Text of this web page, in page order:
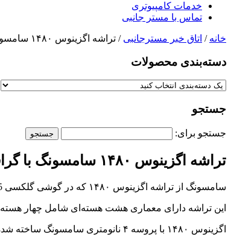
خدمات کامپیوتری
تماس با مستر جانبی
خانه / اتاق خبر مسترجانبی / تراشه اگزینوس ۱۴۸۰ سامسونگ با گرافیک بهتر معرفی شد
دسته‌بندی‌ محصولات
جستجو
جستجو برای:
تراشه اگزینوس ۱۴۸۰ سامسونگ با گرافیک بهتر معرفی شد
سامسونگ از تراشه اگزینوس ۱۴۸۰ که در گوشی گلکسی A55 استفاده شده رونمایی کرد. در ادامه با ما همراه باشید تا با مشخصات آن آشنا شویم.
این تراشه دارای معماری هشت هسته‌ای شامل چهار هسته Arm Cortex-A78 با فرکانس ۲.۷۵ گیگاهرتز و چهار هسته Cortex-A55 با فرکانس ۲.۰ گیگاهرتز است.
اگزینوس ۱۴۸۰ با پروسه ۴ نانومتری سامسونگ ساخته شده است و مصرف انرژی کمتری نسبت به نسل قبلی خود دارد.